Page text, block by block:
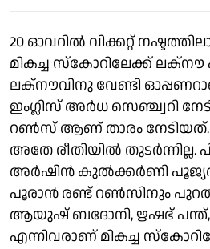
20 ഓവറിൽ വിക്കറ്റ്
മികച്ച സ്കോറിലേക്ക്
ലക്നൗവിനു വേണ്ടി
ഇംഗ്ലിസ് അർധ സെഞ്ച്വറി
റൺസ് ആണ് താരം
അതേ രീതിയിൽ തുടർന്നില്ല.
അർഷിൻ കുൽക്കർണി
പൂരാൻ രണ്ട് റൺസിനും
ആയുഷ് ബദോനി, ഋഷഭ്
എന്നിവരാണ് മികച്ച